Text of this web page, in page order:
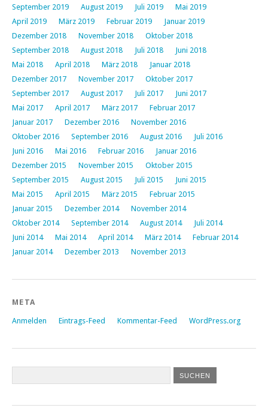
September 2019
August 2019 Juli 2019
Mai 2019
April 2019
März 2019 Februar 2019
Januar 2019
Dezember 2018
November 2018
Oktober 2018
September 2018
August 2018 Juli 2018
Juni 2018
Mai 2018
April 2018 März 2018
Januar 2018
Dezember 2017
November 2017
Oktober 2017
September 2017
August 2017 Juli 2017
Juni 2017
Mai 2017
April 2017 März 2017
Februar 2017
Januar 2017
Dezember 2016
November 2016
Oktober 2016
September 2016 August 2016
Juli 2016
Juni 2016
Mai 2016 Februar 2016
Januar 2016
Dezember 2015
November 2015
Oktober 2015
September 2015
August 2015 Juli 2015
Juni 2015
Mai 2015
April 2015 März 2015
Februar 2015
Januar 2015
Dezember 2014
November 2014
Oktober 2014
September 2014 August 2014
Juli 2014
Juni 2014
Mai 2014 April 2014 März 2014
Februar 2014
Januar 2014
Dezember 2013 November 2013
META
Anmelden Eintrags-Feed Kommentar-Feed WordPress.org